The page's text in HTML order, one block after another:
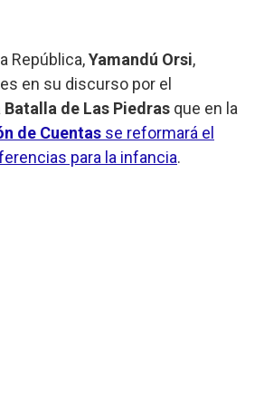
República,Yamandú Orsi,
en su discurso por el
de Las Piedras que en la
de Cuentas se reformará el
para la infancia.